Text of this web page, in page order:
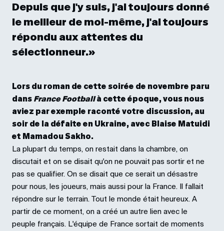
Depuis que j'y suis, j'ai toujours donné
le meilleur de moi-même, j'ai toujours
répondu aux attentes du
sélectionneur.»
Lors du roman de cette soirée de novembre paru
dans France Footballà cette époque, vous nous
aviez par exemple raconté votre discussion, au
soir de la défaite en Ukraine, avec Blaise Matuidi
et Mamadou Sakho.
La plupart du temps, on restait dans la chambre, on
discutait et on se disait qu'on ne pouvait pas sortir et ne
pas se qualifier. On se disait que ce serait un désastre
pour nous, les joueurs, mais aussi pour la France. Il fallait
répondre sur le terrain. Tout le monde était heureux. A
partir de ce moment, on a créé un autre lien avec le
peuple français. L'équipe de France sortait de moments